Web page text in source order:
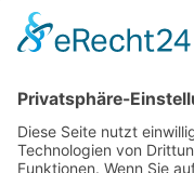
Tel.:+1 253-867-57 35
Unternehmen